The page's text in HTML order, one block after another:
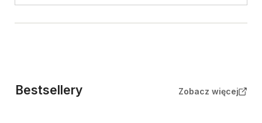
Bestsellery Zobacz więcej